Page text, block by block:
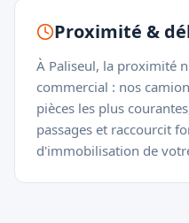
Proximité &
À Paliseul, la proximité
commercial : nos
pièces les plus
passages et raccourcit
d'immobilisation de